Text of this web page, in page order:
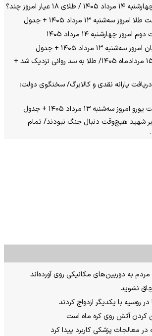
۱۸ عیار امروز چند؟
سه‌شنبه ۱۳ مرداد ۱۴۰۵ + جدول
چهارشنبه ۱۴ مرداد ۱۴۰۵
۱۳ مرداد ۱۴۰۵ + جدول
قیمت طلا امروز ۱۵ مردادماه ۱۴۰۵/ طلا به سد روانی نزدیک شد +
یارانه نقدی و کالابرگ/ سخنگوی دولت:
سه‌شنبه ۱۳ مرداد ۱۴۰۵ + جدول
شهید هیچ‌وقت دنبال جنگ نبودند/ تمام
به دوربین‌های مکانیکی روی آورده‌اند
نشوید
روسیه با یکدیگر ازدواج کردند
کردن آتش روی کره ماه است
معالجات پزشکی کاربرد پیدا کرد